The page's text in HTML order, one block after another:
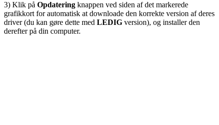
3) Klik på Opdatering knappen ved siden af ​​det markerede
grafikkort for automatisk at downloade den korrekte version af deres
driver (du kan gøre dette med LEDIG version), og installer den
derefter på din computer.